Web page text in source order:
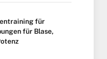
für
für Blase,